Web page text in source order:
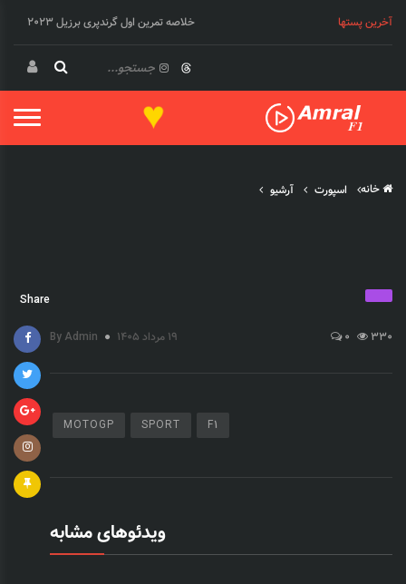
آخرین پستها خلاصه تمرین اول گرندپری برزیل 2023
♥
خانه اسپورت آرشیو
Share
By Admin 19 مرداد 1405 0 330
MOTOGP SPORT F1
ویدئوهای مشابه